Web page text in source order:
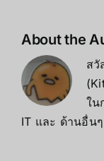
About the
สวั
ใน
IT และ ด้านอื่น